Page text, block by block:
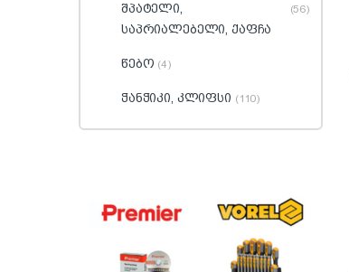
შპატელი,
საპრიალებელი, ქაფჩა
(56)
წებო (4)
ჭანჭიკი, კლიფსი (110)